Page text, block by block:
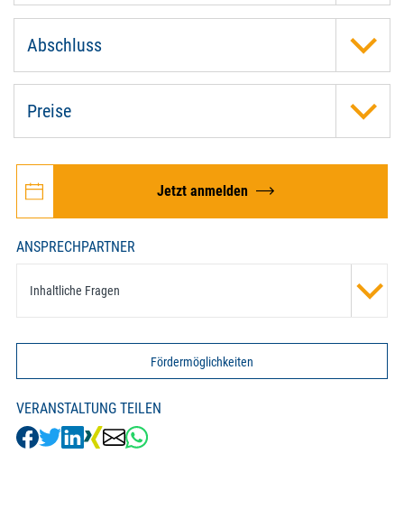
Abschluss
Preise
Jetzt anmelden
ANSPRECHPARTNER
Inhaltliche Fragen
Fördermöglichkeiten
VERANSTALTUNG TEILEN